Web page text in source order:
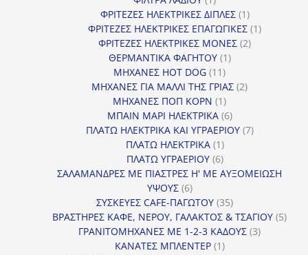
προϊόν
ΦΡΙΤΕΖΕΣ ΗΛΕΚΤΡΙΚΕΣ ΔΙΠΛΕΣ 11
προϊόν
ΦΡΙΤΕΖΕΣ ΗΛΕΚΤΡΙΚΕΣ ΕΠΑΓΩΓΙΚΕΣ 11
ΦΡΙΤΕΖΕΣ ΗΛΕΚΤΡΙΚΕΣ ΜΟΝΕΣ 22
ΘΕΡΜΑΝΤΙΚΑ ΦΑΓΗΤΟΥ 11
ΜΗΧΑΝΕΣ HOT DOG 1111
προϊόντα
ΜΗΧΑΝΕΣ ΓΙΑ ΜΑΛΛΙ ΤΗΣ ΓΡΙΑΣ 22
ΜΗΧΑΝΕΣ ΠΟΠ ΚΟΡΝ 11
προϊόν
ΜΠΑΙΝ ΜΑΡΙ ΗΛΕΚΤΡΙΚΑ 66
προϊόντα
ΠΛΑΤΩ ΗΛΕΚΤΡΙΚΑ ΚΑΙ ΥΓΡΑΕΡΙΟΥ 77
ΠΛΑΤΩ ΗΛΕΚΤΡΙΚΑ 11
προϊόν
ΠΛΑΤΩ ΥΓΡΑΕΡΙΟΥ 66
προϊόντα
ΣΑΛΑΜΑΝΔΡΕΣ ΜΕ ΠΙΑΣΤΡΕΣ Η' ΜΕ ΑΥΞΟΜΕΙΩΣΗ
ΥΨΟΥΣ 66
προϊόντα
ΣΥΣΚΕΥΕΣ CAFE-ΠΑΓΩΤΟΥ 3535
προϊόντα
ΒΡΑΣΤΗΡΕΣ ΚΑΦΕ, ΝΕΡΟΥ, ΓΑΛΑΚΤΟΣ & ΤΣΑΓΙΟΥ 55
ΓΡΑΝΙΤΟΜΗΧΑΝΕΣ ΜΕ 1-2-3 ΚΑΔΟΥΣ 33
ΚΑΝΑΤΕΣ ΜΠΛΕΝΤΕΡ 11